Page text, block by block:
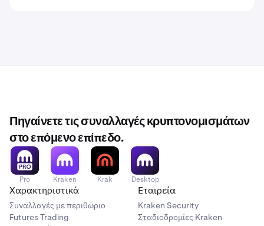
Πηγαίνετε τις συναλλαγές κρυπτονομισμάτων
στο επόμενο επίπεδο.
Pro Kraken Krak Desktop
Χαρακτηριστικά
Συναλλαγές με περιθώριο
Futures Trading
Εταιρεία
Kraken Security
Σταδιοδρομίες Kraken